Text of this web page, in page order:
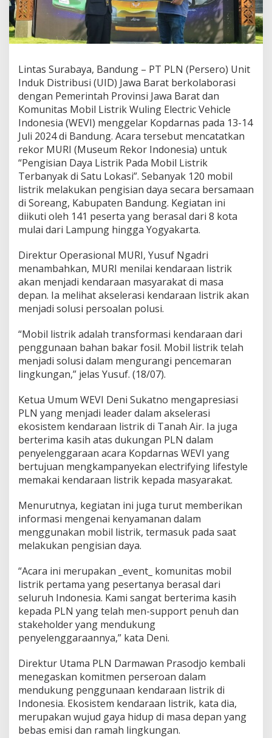
r
n
o
b
i
l
L
i
s
t
r
k
T
e
r
b
a
y
a
k
d
i
S
t
u
L
o
k
s
i
,
K
o
l
a
b
a
s
i
P
-
K
o
m
n
i
a
s
E
V
I
d
Lintas Surabaya, Bandung – PT PLN (Persero) Unit
Induk Distribusi (UID) Jawa Barat berkolaborasi
dengan Pemerintah Provinsi Jawa Barat dan
Komunitas Mobil Listrik Wuling Electric Vehicle
Indonesia (WEVI) menggelar Kopdarnas pada 13-14
Juli 2024 di Bandung. Acara tersebut mencatatkan
rekor MURI (Museum Rekor Indonesia) untuk
“Pengisian Daya Listrik Pada Mobil Listrik
Terbanyak di Satu Lokasi”. Sebanyak 120 mobil
listrik melakukan pengisian daya secara bersamaan
di Soreang, Kabupaten Bandung. Kegiatan ini
diikuti oleh 141 peserta yang berasal dari 8 kota
mulai dari Lampung hingga Yogyakarta.
Direktur Operasional MURI, Yusuf Ngadri
menambahkan, MURI menilai kendaraan listrik
akan menjadi kendaraan masyarakat di masa
depan. Ia melihat akselerasi kendaraan listrik akan
menjadi solusi persoalan polusi.
“Mobil listrik adalah transformasi kendaraan dari
penggunaan bahan bakar fosil. Mobil listrik telah
menjadi solusi dalam mengurangi pencemaran
lingkungan,” jelas Yusuf. (18/07).
Ketua Umum WEVI Deni Sukatno mengapresiasi
PLN yang menjadi leader dalam akselerasi
ekosistem kendaraan listrik di Tanah Air. Ia juga
berterima kasih atas dukungan PLN dalam
penyelenggaraan acara Kopdarnas WEVI yang
bertujuan mengkampanyekan electrifying lifestyle
memakai kendaraan listrik kepada masyarakat.
Menurutnya, kegiatan ini juga turut memberikan
informasi mengenai kenyamanan dalam
menggunakan mobil listrik, termasuk pada saat
melakukan pengisian daya.
“Acara ini merupakan _event_ komunitas mobil
listrik pertama yang pesertanya berasal dari
seluruh Indonesia. Kami sangat berterima kasih
kepada PLN yang telah men-support penuh dan
stakeholder yang mendukung
penyelenggaraannya,” kata Deni.
Direktur Utama PLN Darmawan Prasodjo kembali
menegaskan komitmen perseroan dalam
mendukung penggunaan kendaraan listrik di
Indonesia. Ekosistem kendaraan listrik, kata dia,
merupakan wujud gaya hidup di masa depan yang
bebas emisi dan ramah lingkungan.